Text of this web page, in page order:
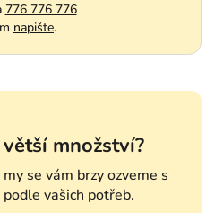
776 776 776
napište.
množství?
se vám brzy ozveme s
vašich potřeb.